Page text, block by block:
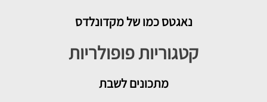
נאגטס כמו של מקדונלדס
קטגוריות פופולריות
מתכוניםלשבת